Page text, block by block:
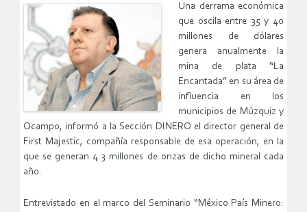
Una derrama económica
que oscila entre 35 y 40
millones de dólares
genera anualmente la
mina de plata “La
Encantada” en su área de
influencia en los
municipios de Múzquiz y
Ocampo, informó a la Sección DINERO el director general de
First Majestic, compañía responsable de esa operación, en la
que se generan 4.3 millones de onzas de dicho mineral cada
año.
Entrevistado en el marco del Seminario “México País Minero: